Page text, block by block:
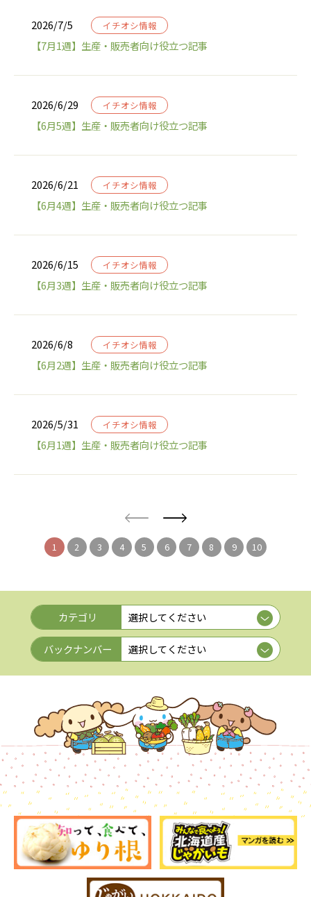
2026/7/5 イチオシ情報
【7月1週】生産・販売者向け役立つ記事
2026/6/29 イチオシ情報
【6月5週】生産・販売者向け役立つ記事
2026/6/21 イチオシ情報
【6月4週】生産・販売者向け役立つ記事
2026/6/15 イチオシ情報
【6月3週】生産・販売者向け役立つ記事
2026/6/8 イチオシ情報
【6月2週】生産・販売者向け役立つ記事
2026/5/31 イチオシ情報
【6月1週】生産・販売者向け役立つ記事
1 2 3 4 5 6 7 8 9 10
カテゴリ
バックナンバー